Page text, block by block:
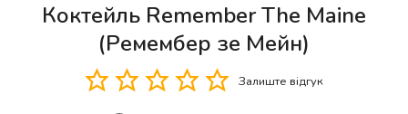
Коктейль Remember The Maine
(Ремембер зе Мейн)
Залиште відгук
Кількість